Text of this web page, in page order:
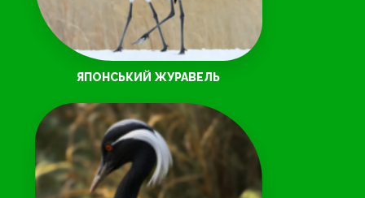
ЯПОНСЬКИЙ ЖУРАВЕЛЬ